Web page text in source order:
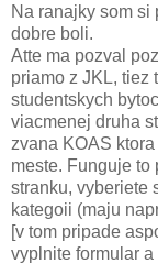
Na ranajky som si
dobre boli.
Atte ma pozval
priamo z JKL, tiez
studentskych
viacmenej druha
zvana KOAS
meste. Funguje to
stranku, vyberiete
kategoii (maju
[v tom pripade
vyplnite formular